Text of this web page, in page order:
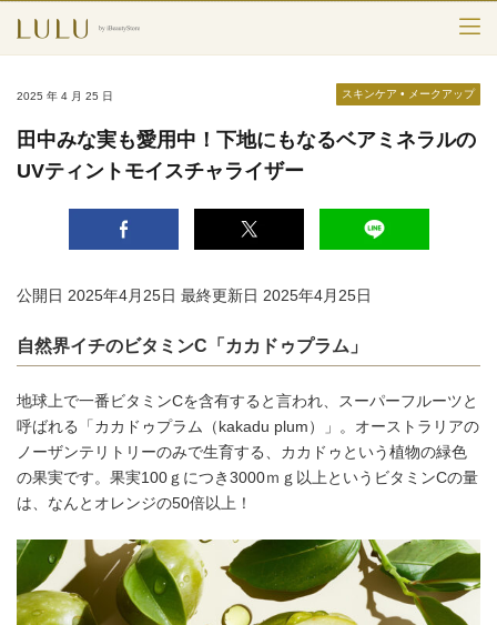
スキンケア
ライフスタイル
2025 年 4 月 25 日 スキンケア • メークアップ
田中みな実も愛用中！下地にもなるベアミネラルの
UVティントモイスチャライザー
公開日 2025年4月25日 最終更新日 2025年4月25日
自然界イチのビタミンC「カカドゥプラム」
地球上で一番ビタミンCを含有すると言われ、スーパーフルーツと
呼ばれる「カカドゥプラム（kakadu plum）」。オーストラリアの
ノーザンテリトリーのみで生育する、カカドゥという植物の緑色
の果実です。果実100ｇにつき3000ｍｇ以上というビタミンCの量
は、なんとオレンジの50倍以上！